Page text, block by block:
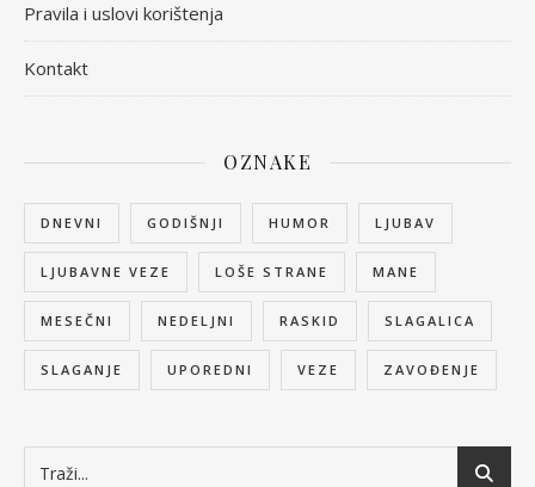
Pravila i uslovi korištenja
Kontakt
OZNAKE
DNEVNI GODIŠNJI HUMOR LJUBAV
LJUBAVNE VEZE LOŠE STRANE MANE
MESEČNI NEDELJNI RASKID SLAGALICA
SLAGANJE UPOREDNI VEZE ZAVOĐENJE